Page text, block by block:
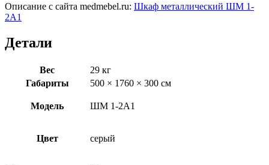
Описание с сайта medmebel.ru: Шкаф металлический ШМ 1-
2А1
Детали
Вес
29 кг
Габариты
500 × 1760 × 300 см
Модель ШМ 1-2А1
Цвет серый